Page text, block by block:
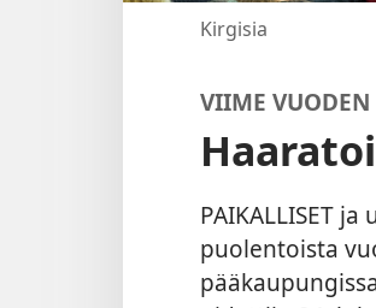
Kirgisia
VIIME
PAIKALLISET
puolentoista